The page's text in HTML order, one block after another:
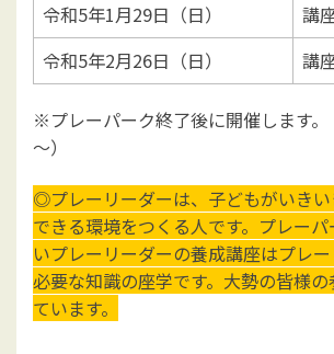
令和5年1月29日（日）
講
令和5年2月26日（日）
講
※プレーパーク終了後に開催します。
～）
◎プレーリーダーは、子どもがいき
できる環境をつくる人です。プレー
いプレーリーダーの養成講座はプレ
必要な知識の座学です。大勢の皆様
ています。